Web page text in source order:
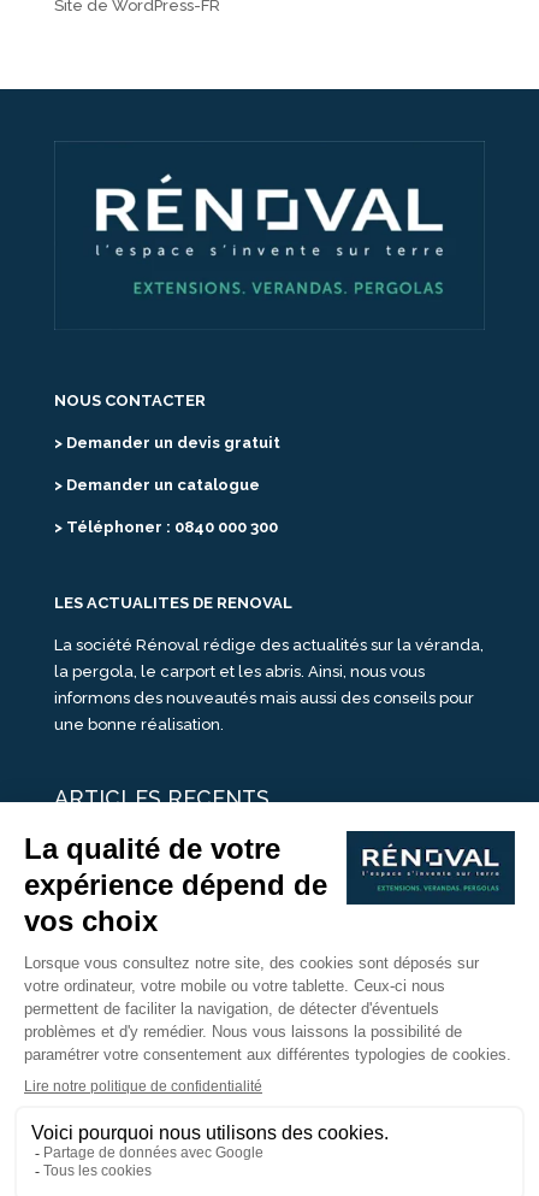
Site de WordPress-FR
NOUS CONTACTER
> Demander un devis gratuit
> Demander un catalogue
> Téléphoner : 0840 000 300
LES ACTUALITES DE RENOVAL
La société Rénoval rédige des actualités sur la véranda,
la pergola, le carport et les abris. Ainsi, nous vous
informons des nouveautés mais aussi des conseils pour
une bonne réalisation.
ARTICLES RECENTS
25 idées de vérandas design
Un été pour une véranda
Portes Ouvertes Véranda Extension Suisse | 26-27 Juin
Une ombre avec une pergola aluminium
portes ouvertes véranda sur mesure
Nous Suivre